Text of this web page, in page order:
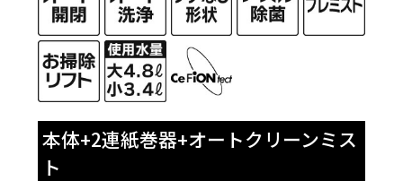
本体+2連紙巻器+オートクリーンミス
ト